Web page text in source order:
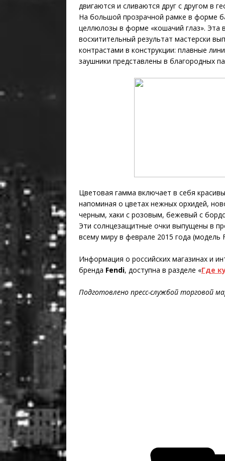
двигаются и сливаются друг с другом в
На большой прозрачной рамке в форме
целлюлозы в форме «кошачий глаз». Эта
восхитительный результат мастерски
контрастами в конструкции: плавные
заушники представлены в благородных
Цветовая гамма включает в себя
напоминая о цветах нежных орхидей,
черным, хаки с розовым, бежевый с
Эти солнцезащитные очки выпущены в
всему миру в феврале 2015 года (модель
Информация о российских магазинах и
бренда Fendi, доступна в разделе «Где
Подготовлено пресс-службой торговой